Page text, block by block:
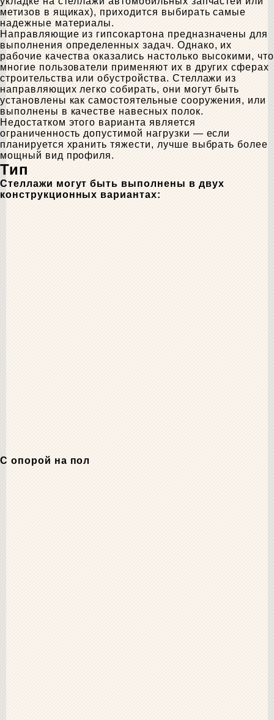
метизов в ящиках), приходится выбирать самые
надежные материалы.
Направляющие из гипсокартона предназначены для
выполнения определенных задач. Однако, их
рабочие качества оказались настолько высокими, что
многие пользователи применяют их в других сферах
строительства или обустройства. Стеллажи из
направляющих легко собирать, они могут быть
установлены как самостоятельные сооружения, или
выполнены в качестве навесных полок.
Недостатком этого варианта является
ограниченность допустимой нагрузки — если
планируется хранить тяжести, лучше выбрать более
мощный вид профиля.
Тип
Стеллажи могут быть выполнены в двух
конструкционных вариантах:
С опорой на пол